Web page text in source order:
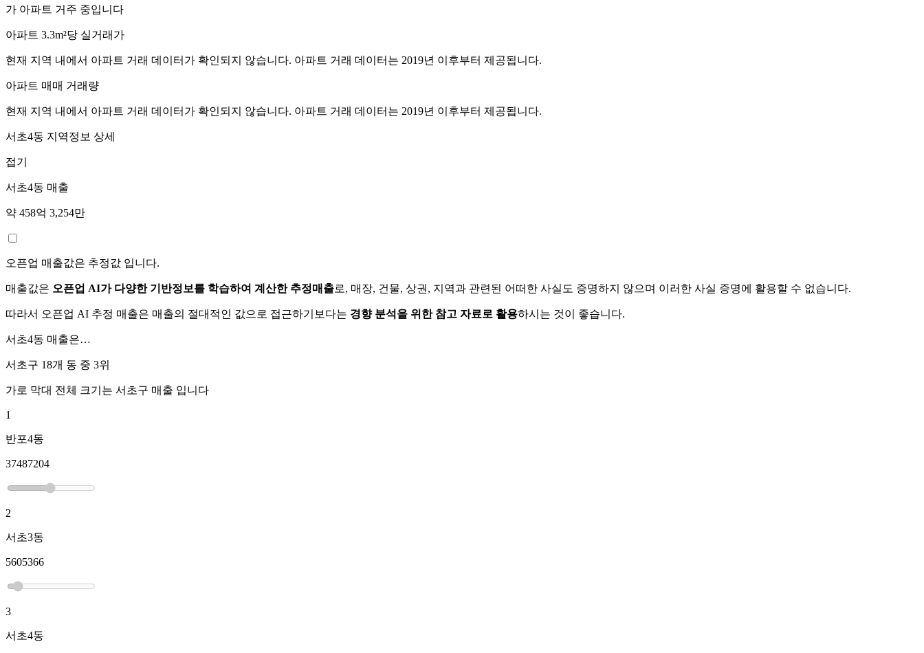
가 아파트 거주 중입니다
아파트 3.3m²당 실거래가
현재 지역 내에서 아파트 거래 데이터가 확인되지 않습니다. 아파트 거래 데이터는 2019년 이후부터 제공됩니다.
아파트 매매 거래량
현재 지역 내에서 아파트 거래 데이터가 확인되지 않습니다. 아파트 거래 데이터는 2019년 이후부터 제공됩니다.
서초4동 지역정보 상세
접기
서초4동 매출
약 458억 3,254만
오픈업 매출값은 추정값 입니다.
매출값은 오픈업 AI가 다양한 기반정보를 학습하여 계산한 추정매출로, 매장, 건물, 상권, 지역과 관련된 어떠한 사실도 증명하지 않으며 이러한 사실 증명에 활용할 수 없습니다.
따라서 오픈업 AI 추정 매출은 매출의 절대적인 값으로 접근하기보다는 경향 분석을 위한 참고 자료로 활용하시는 것이 좋습니다.
서초4동 매출은…
서초구 18개 동 중 3위
가로 막대 전체 크기는 서초구 매출 입니다
1
반포4동
37487204
2
서초3동
5605366
3
서초4동